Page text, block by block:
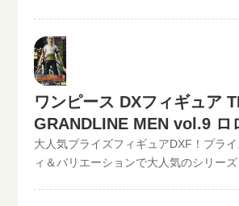
のような入力方法でも仮買取査定が可能
る。開催中の買取キャンペーン情報
査定の仮買取査定金額に納得したら、無
し込みフォームからお申込みください。
料無料の宅配キットが届いたら、ダンボ
めて、送るだけ。自宅から出ることなく
たいものが売れます！宅配買取可能地域
こからでもお買取り可能です！買取査
料など全て無料です。JANコード入力で
取中！！2022/06/07更新！《現在、各買
が遅れているものがありますが、ご依頼
は全て最新の相場で改めて買取査定致し
ください。》ワンピース DXフィギュア
GRANDLINE MEN vol.8 シャンクス現在
円（未開封の場合）
ンピースDXフィギュアの最新買取価格
ワンピース DXフィギュア
GRANDLINE MEN vol.9 ロ
ロの買取価格
大人気プライズフィギュアDXF！プラ
ィ＆バリエーションで大人気のシリーズ